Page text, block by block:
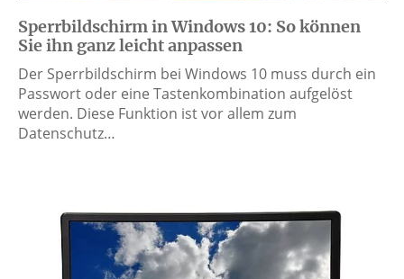
Sperrbildschirm in Windows 10: So können
Sie ihn ganz leicht anpassen
Der Sperrbildschirm bei Windows 10 muss durch ein
Passwort oder eine Tastenkombination aufgelöst
werden. Diese Funktion ist vor allem zum
Datenschutz…